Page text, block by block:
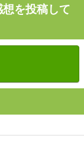
を投稿して